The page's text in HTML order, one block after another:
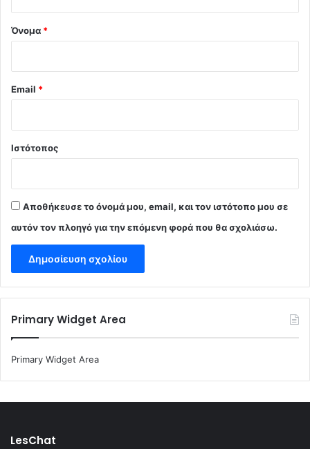
Όνομα *
Email *
Ιστότοπος
Αποθήκευσε το όνομά μου, email, και τον ιστότοπο μου σε
αυτόν τον πλοηγό για την επόμενη φορά που θα σχολιάσω.
Primary Widget Area
Primary Widget Area
LesChat